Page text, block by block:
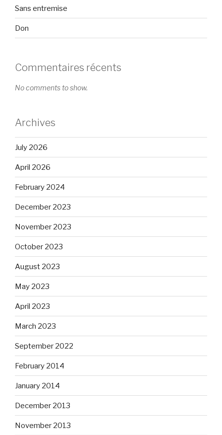
Sans entremise
Don
Commentaires récents
No comments to show.
Archives
July 2026
April 2026
February 2024
December 2023
November 2023
October 2023
August 2023
May 2023
April 2023
March 2023
September 2022
February 2014
January 2014
December 2013
November 2013